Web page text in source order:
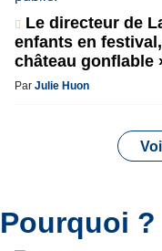
Le directeur de
enfants en
château gonflable
Par Julie Huon
Pourquoi ?